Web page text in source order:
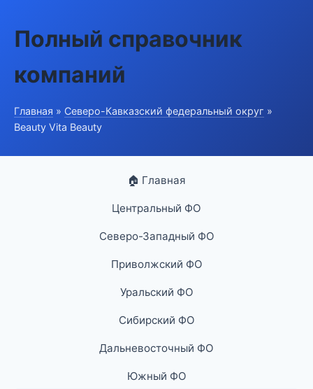
Полный справочник
компаний
Главная » Северо-Кавказский федеральный округ »
Beauty Vita Beauty
🏠 Главная
Центральный ФО
Северо-Западный ФО
Приволжский ФО
Уральский ФО
Сибирский ФО
Дальневосточный ФО
Южный ФО